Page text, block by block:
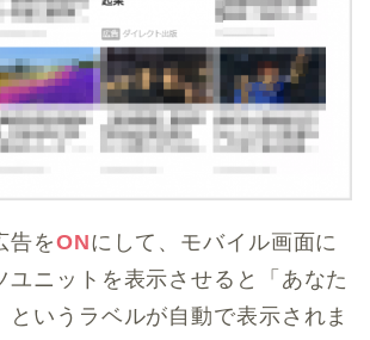
告をONにして、モバイル画面に
ユニットを表示させると「あなた
というラベルが自動で表示されま